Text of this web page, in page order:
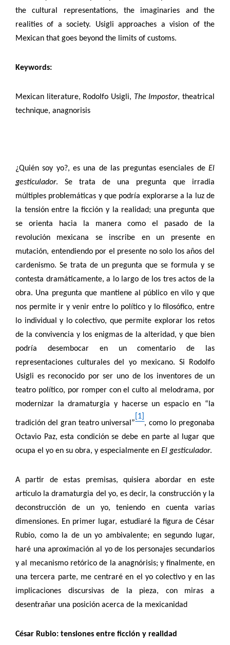
the cultural representations, the imaginaries and the
realities of a society. Usigli approaches a vision of the
Mexican that goes beyond the limits of customs.
Keywords:
Mexican literature, Rodolfo Usigli, The Impostor, theatrical
technique, anagnorisis
¿Quién soy yo?, es una de las preguntas esenciales de El
gesticulador. Se trata de una pregunta que irradia
múltiples problemáticas y que podría explorarse a la luz de
la tensión entre la ficción y la realidad; una pregunta que
se orienta hacia la manera como el pasado de la
revolución mexicana se inscribe en un presente en
mutación, entendiendo por el presente no solo los años del
cardenismo. Se trata de un pregunta que se formula y se
contesta dramáticamente, a lo largo de los tres actos de la
obra. Una pregunta que mantiene al público en vilo y que
nos permite ir y venir entre lo político y lo filosófico, entre
lo individual y lo colectivo, que permite explorar los retos
de la convivencia y los enigmas de la alteridad, y que bien
podría desembocar en un comentario de las
representaciones culturales del yo mexicano. Si Rodolfo
Usigli es reconocido por ser uno de los inventores de un
teatro político, por romper con el culto al melodrama, por
modernizar la dramaturgia y hacerse un espacio en “la
tradición del gran teatro universal”
[1]
, como lo pregonaba
Octavio Paz, esta condición se debe en parte al lugar que
ocupa el yo en su obra, y especialmente en El gesticulador.
A partir de estas premisas, quisiera abordar en este
artículo la dramaturgia del yo, es decir, la construcción y la
deconstrucción de un yo, teniendo en cuenta varias
dimensiones. En primer lugar, estudiaré la figura de César
Rubio, como la de un yo ambivalente; en segundo lugar,
haré una aproximación al yo de los personajes secundarios
y al mecanismo retórico de la anagnórisis; y finalmente, en
una tercera parte, me centraré en el yo colectivo y en las
implicaciones discursivas de la pieza, con miras a
desentrañar una posición acerca de la mexicanidad
César Rubio: tensiones entre ficción y realidad